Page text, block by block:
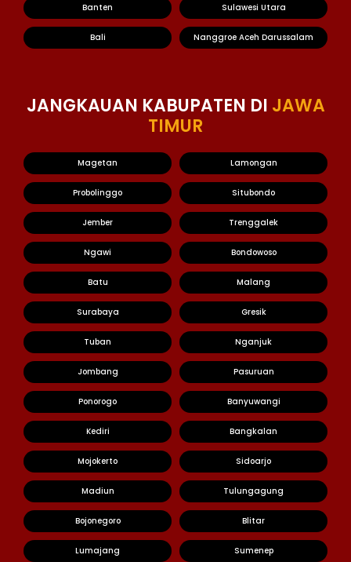
Banten Sulawesi Utara
Bali Nanggroe Aceh Darussalam
JANGKAUAN KABUPATEN DI JAWA
TIMUR
Magetan Lamongan
Probolinggo Situbondo
Jember Trenggalek
Ngawi Bondowoso
Batu Malang
Surabaya Gresik
Tuban Nganjuk
Jombang Pasuruan
Ponorogo Banyuwangi
Kediri Bangkalan
Mojokerto Sidoarjo
Madiun Tulungagung
Bojonegoro Blitar
Lumajang Sumenep